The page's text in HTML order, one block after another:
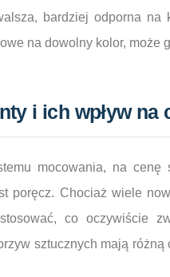
bardziej odporna na
na dowolny kolor, może
i ich wpływ na
mocowania, na
poręcz. Chociaż wiele
co oczywiście
sztucznych mają